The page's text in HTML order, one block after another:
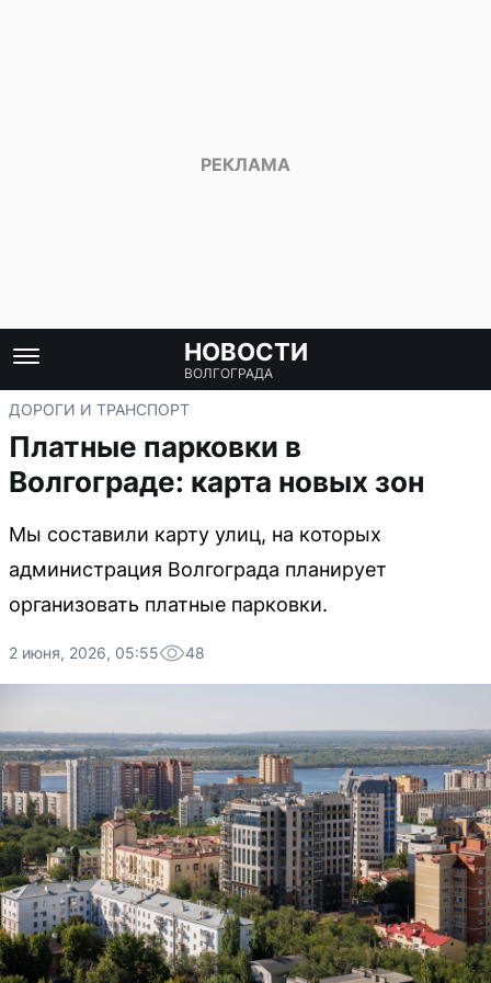
НОВОСТИ
ВОЛГОГРАДА
ДОРОГИ И ТРАНСПОРТ
Платные парковки в
Волгограде: карта новых зон
Мы составили карту улиц, на которых
администрация Волгограда планирует
организовать платные парковки.
2 июня, 2026, 05:55 48